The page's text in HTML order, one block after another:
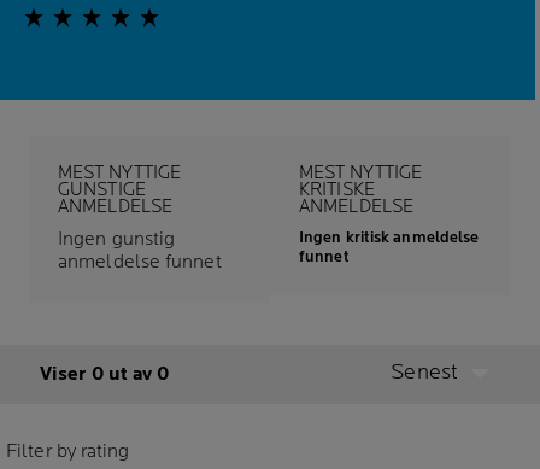
MEST NYTTIGE
GUNSTIGE
ANMELDELSE
Ingen gunstig
anmeldelse funnet
MEST NYTTIGE
KRITISKE
ANMELDELSE
Ingen kritisk anmeldelse
funnet
Viser 0 ut av 0 Senest
Filter by rating